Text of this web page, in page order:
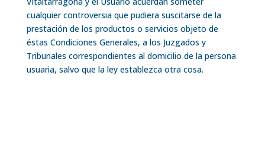
cualquier controversia que pudiera suscitarse de la
prestación de los productos o servicios objeto de
éstas Condiciones Generales, a los Juzgados y
Tribunales correspondientes al domicilio de la persona
usuaria, salvo que la ley establezca otra cosa.